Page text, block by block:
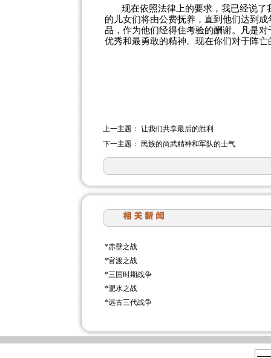
现在依照法律上的要求，我已经说
的儿女们将由公费抚养，直到他们达到
品，作为他们经得住考验的酬谢。凡是
优秀和最勇敢的精神。现在你们对于阵
上一主题： 让我们共享最后的胜利
下一主题：
民族的尚武精神和军队的士气
*赤壁之战
*官渡之战
*三国时期战争
*淝水之战
*远古三代战争